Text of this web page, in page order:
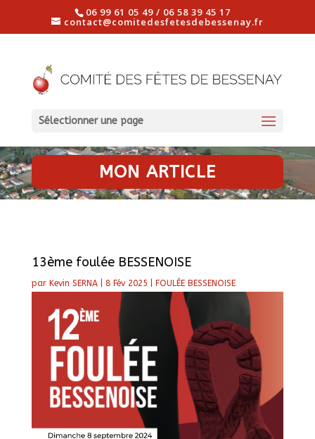
06 99 61 05 49 / 06 58 39 45 17
contact@comitedesfetesdebessenay.fr
Sélectionner une page
MON ARTICLE
13ème foulée BESSENOISE
par Kevin SERNA| 8 Fév 2025 FOULÉE BESSENOISE